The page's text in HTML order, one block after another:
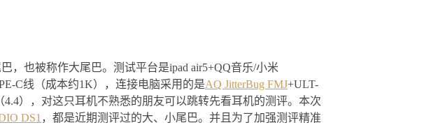
，也被称作大尾巴。测试平台是ipad air5+QQ音乐/小米
C线（成本约1K），连接电脑采用的是AQ JitterBug FMJ+ULT-
（4.4），对这只耳机不熟悉的朋友可以跳转先看耳机的测评。本次
DS1 ，都是近期测评过的大、小尾巴。并且为了加强测评精准